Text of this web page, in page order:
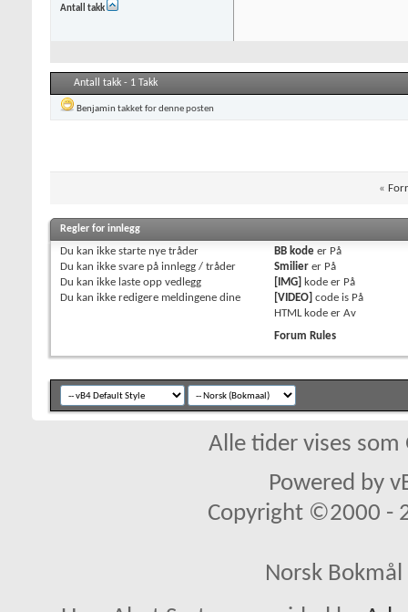
Antall takk
Antall takk - 1 Takk
Benjamin takket for denne posten
«
Regler for innlegg
Du kan ikke starte nye tråder
Du kan ikke svare på innlegg / tråder
Du kan ikke laste opp vedlegg
Du kan ikke redigere meldingene dine
BB kodeer På
Smilierer På
[IMG]
kode er På
[VIDEO] code is På
HTML kode er Av
Forum Rules
Alle tider vises som
Powered by
Copyright ©2000 -
Norsk